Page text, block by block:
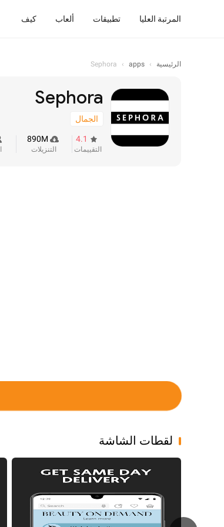
المرتبة العليا تطبيقات ألعاب كيف
الرئيسية ›
apps
›
Sephora
Sephora
الجمال
4.1
التقييمات
890M
التنزيلات
لقطات الشاشة